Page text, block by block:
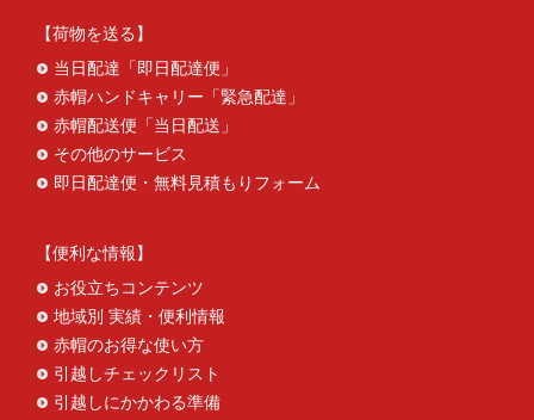
荷物を送る
当日配達「即日配達便」
赤帽ハンドキャリー「緊急配達」
赤帽配送便「当日配送」
その他のサービス
即日配達便・無料見積もりフォーム
便利な情報
お役立ちコンテンツ
地域別 実績・便利情報
赤帽のお得な使い方
引越しチェックリスト
引越しにかかわる準備